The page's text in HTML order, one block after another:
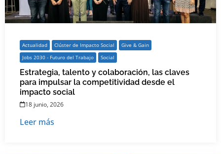
Actualidad Clúster de Impacto Social
Give & Gain
Jobs 2030 - Futuro del Trabajo
Social
Estrategia, talento y colaboración, las claves
para impulsar la competitividad desde el
impacto social
18 junio, 2026
Leer más